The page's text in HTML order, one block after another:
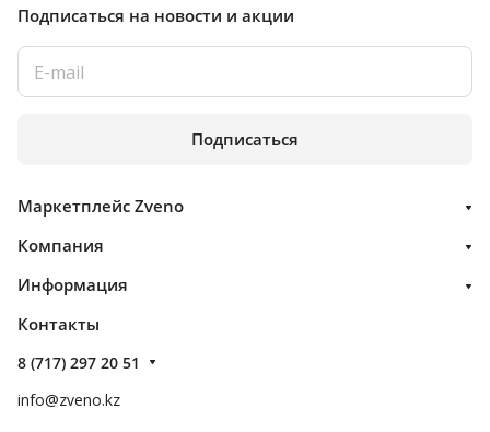
Подписаться на новости и акции
Подписаться
Маркетплейс Zveno
Компания
Информация
Контакты
8 (717) 297 20 51
info@zveno.kz